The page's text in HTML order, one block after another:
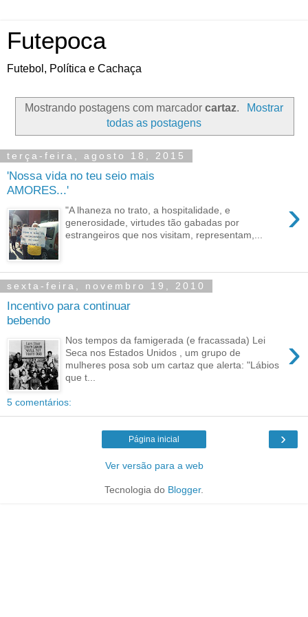
Futepoca
Futebol, Política e Cachaça
Mostrando postagens com marcadorcartaz.
Mostrar
todas as postagens
terça-feira, agosto 18, 2015
'Nossa vida no teu seio mais
AMORES...'
›
"A lhaneza no trato, a hospitalidade, e
generosidade, virtudes tão gabadas por
estrangeiros que nos visitam, representam,...
sexta-feira, novembro 19, 2010
Incentivo para continuar
bebendo
›
Nos tempos da famigerada (e fracassada) Lei
Seca nos Estados Unidos , um grupo de
mulheres posa sob um cartaz que alerta: "Lábios
que t...
5 comentários:
›
Página inicial
Ver versão para a web
Tecnologia do Blogger.